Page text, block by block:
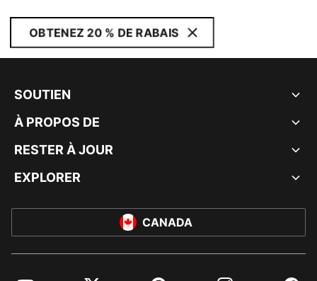
OBTENEZ 20 % DE RABAIS
SOUTIEN
À PROPOS DE
RESTER À JOUR
EXPLORER
CANADA